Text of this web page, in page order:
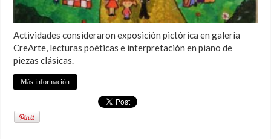
Actividades consideraron exposición pictórica en galería
CreArte, lecturas poéticas e interpretación en piano de
piezas clásicas.
Más información